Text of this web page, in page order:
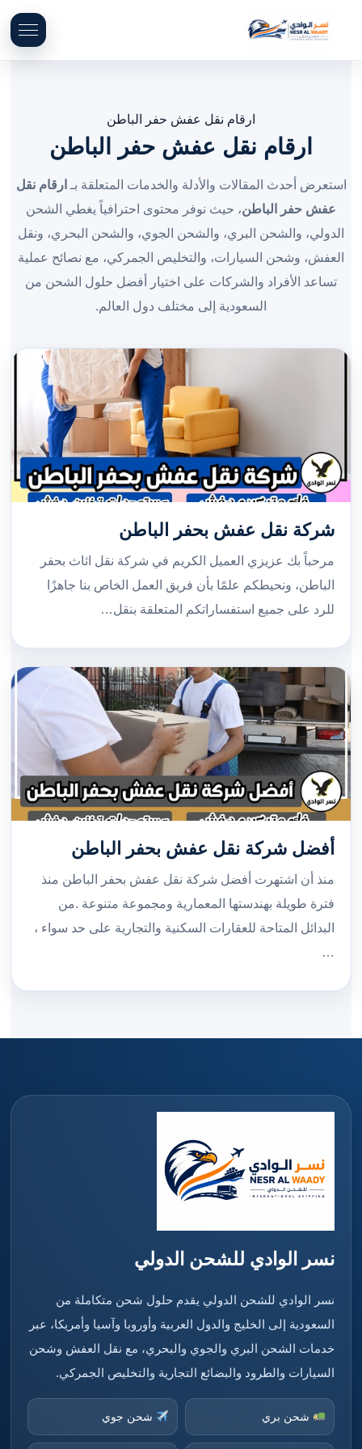
ارقام نقل عفش حفر الباطن
ارقام نقل عفش حفر الباطن
استعرض أحدث المقالات والأدلة والخدمات المتعلقة بـ ارقام نقل
عفش حفر الباطن، حيث نوفر محتوى احترافياً يغطي الشحن
الدولي، والشحن البري، والشحن الجوي، والشحن البحري، ونقل
العفش، وشحن السيارات، والتخليص الجمركي، مع نصائح عملية
تساعد الأفراد والشركات على اختيار أفضل حلول الشحن من
السعودية إلى مختلف دول العالم.
شركة نقل عفش بحفر الباطن
مرحباً بك عزيزي العميل الكريم في شركة نقل اثاث بحفر
الباطن، ونحيطكم علمًا بأن فريق العمل الخاص بنا جاهزًا
للرد على جميع استفساراتكم المتعلقة بنقل…
أفضل شركة نقل عفش بحفر الباطن
منذ أن اشتهرت أفضل شركة نقل عفش بحفر الباطن منذ
فترة طويلة بهندستها المعمارية ومجموعة متنوعة .من
البدائل المتاحة للعقارات السكنية والتجارية على حد سواء ،
…
نسر الوادي للشحن الدولي
نسر الوادي للشحن الدولي يقدم حلول شحن متكاملة من
السعودية إلى الخليج والدول العربية وأوروبا وآسيا وأمريكا، عبر
خدمات الشحن البري والجوي والبحري، مع نقل العفش وشحن
السيارات والطرود والبضائع التجارية والتخليص الجمركي.
شحن بري شحن جوي